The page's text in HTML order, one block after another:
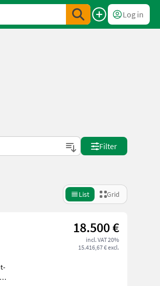
Log in
Filter
List Grid
18.500 €
incl. VAT 20%
15.416,67 € excl.